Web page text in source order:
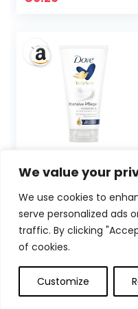
We value your
We use cookies to
serve personalized ads
traffic. By clicking
of cookies.
Customize
Nachhaltige Unisex
Feuchtigkeitscrem
e mit Zitrone &
Litsea Cubeba Duft
(1x50ml)
€6.95
Intensive Pflege
(mit CERAMIDE
AUFBAU SERUM)
für sehr trockene
Haut, 75ml (1er
Pack)
€ 1.95